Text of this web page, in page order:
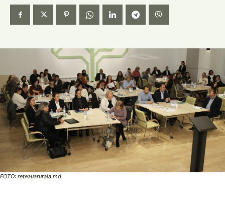
Patrimoniu
Produs Acasă
FOTO: reteauarurala.md